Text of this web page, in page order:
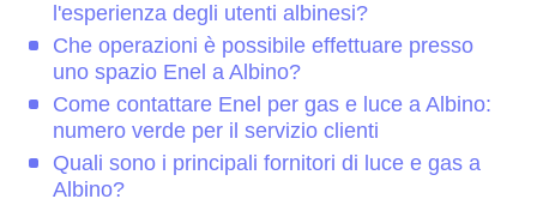
l'esperienza degli utenti albinesi?
Che operazioni è possibile effettuare presso
uno spazio Enel a Albino?
Come contattare Enel per gas e luce a Albino:
numero verde per il servizio clienti
Quali sono i principali fornitori di luce e gas a
Albino?